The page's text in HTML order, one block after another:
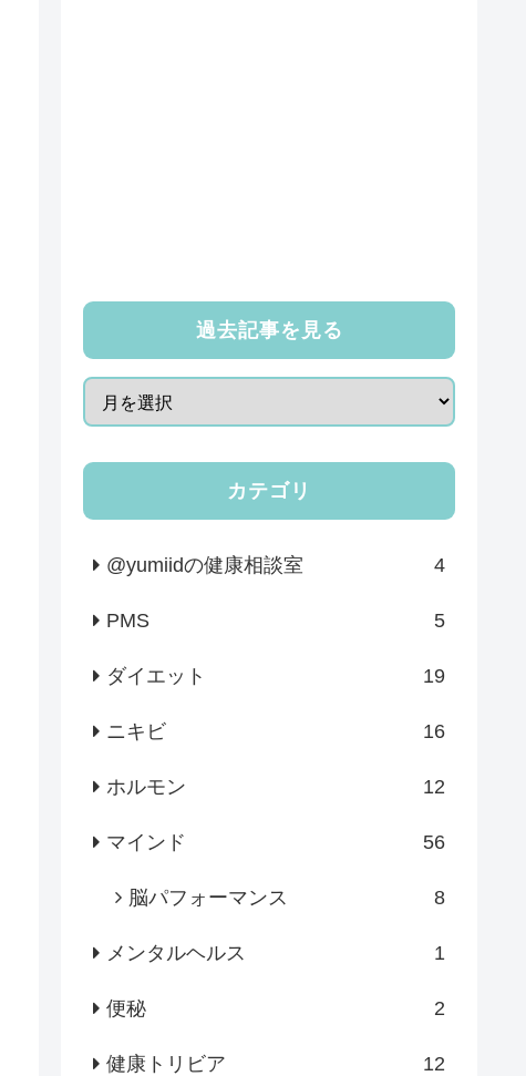
過去記事を見る
カテゴリ
@yumiidの健康相談室 4
PMS 5
ダイエット 19
ニキビ 16
ホルモン 12
マインド 56
脳パフォーマンス 8
メンタルヘルス 1
便秘 2
健康トリビア 12